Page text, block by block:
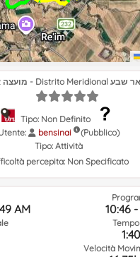
Tipo: Non Definito
bensinai
(Pubblico)
Tipo: Attività
percepita: Non Specificato
AM 10:46 -
Velocità